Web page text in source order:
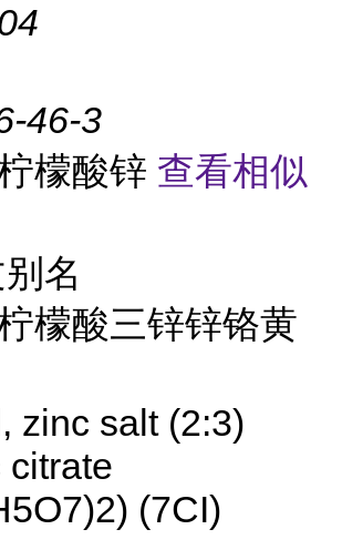
46-3
檬酸锌 查看相似
名
檬酸三锌锌铬黄
zinc salt (2:3)
citrate
(7CI)